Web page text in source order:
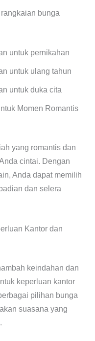
bunga
untuk pernikahan
untuk ulang tahun
untuk duka cita
Momen Romantis
yang romantis dan
cintai. Dengan
Anda dapat memilih
dan selera
Kantor dan
keindahan dan
keperluan kantor
pilihan bunga
suasana yang